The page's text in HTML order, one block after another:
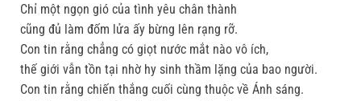
Chỉ một ngọn gió của tình yêu chân thành
cũng đủ làm đốm lửa ấy bừng lên rạng rỡ.
Con tin rằng chẳng có giọt nước mắt nào vô ích,
thế giới vẫn tồn tại nhờ hy sinh thầm lặng của bao người.
Con tin rằng chiến thắng cuối cùng thuộc về Ánh sáng.